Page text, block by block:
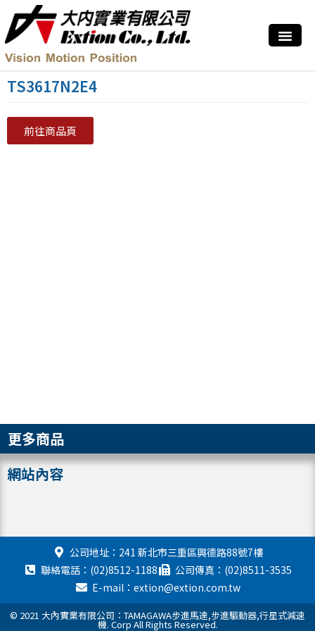
TS3617N2E4
前往商品頁
更多商品
網站內容
公司地址：241 新北市三重區興德路88號7樓
聯絡電話：(02)8512-1188
公司傳真：(02)8511-3535
E-mail：extion@extion.com.tw
© 2021 大內實業有限公司：TAMAGAWA步進馬達,步進驅動器,行星式減速
機. Corp All Rights Reserved.